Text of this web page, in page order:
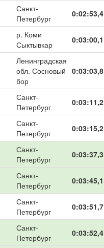
Санкт-
Петербург
0:02:53,4
р. Коми
Сыктывкар
0:03:00,1
Ленинградская
обл. Сосновый
бор
0:03:03,8
Санкт-
Петербург
0:03:11,2
Санкт-
Петербург
0:03:15,2
Санкт-
Петербург
0:03:37,3
Санкт-
Петербург
0:03:45,1
Санкт-
Петербург
0:03:51,7
Санкт-
Петербург
0:03:52,4